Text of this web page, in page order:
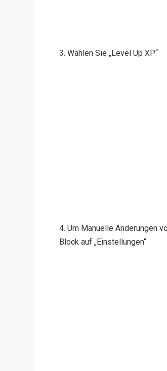
3. Wählen Sie „Level Up XP“
4. Um Manuelle Änderungen
Block auf „Einstellungen“